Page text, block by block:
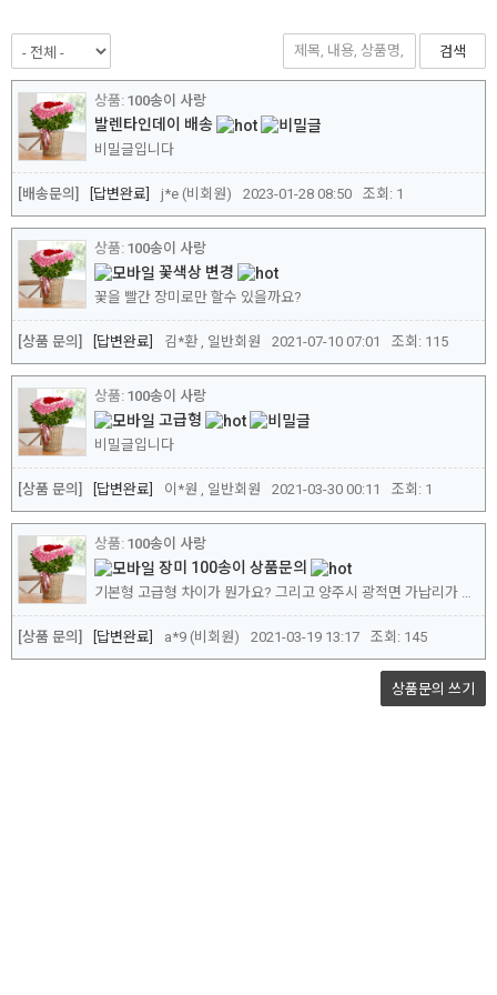
검색
답변완료
[배송문의]
100송이 사랑
발렌타인데이 배송
비밀글입니다
j*e (비회원) 2023-01-28 08:50 조회: 1
답변완료
[상품 문의]
100송이 사랑
꽃색상 변경
꽃을 빨간 장미로만 할수 있을까요?
김*환 , 일반회원 2021-07-10 07:01 조회: 115
답변완료
[상품 문의]
100송이 사랑
고급형
비밀글입니다
이*원 , 일반회원 2021-03-30 00:11 조회: 1
답변완료
[상품 문의]
100송이 사랑
장미 100송이 상품문의
기본형 고급형 차이가 뭔가요? 그리고 양주시 광적면 가납리가 배송지인데 4월5일 오후 3시쯤에 받으려면 언제 주문해야 할까요?
a*9 (비회원) 2021-03-19 13:17 조회: 145
상품문의 쓰기